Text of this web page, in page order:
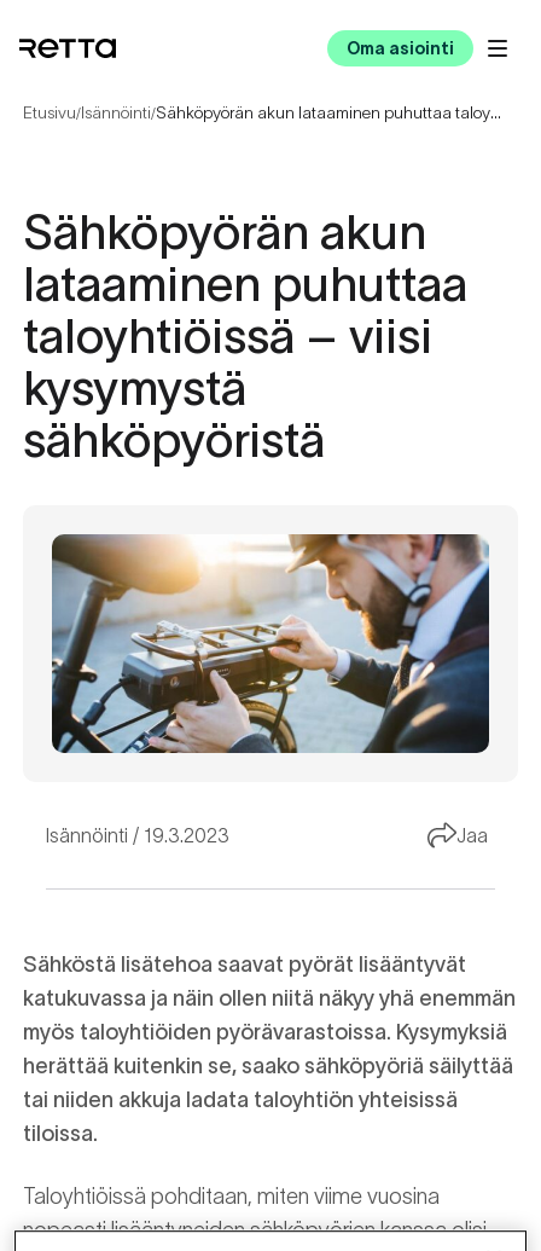
Oma asiointi
Etusivu/Isännöinti/ Sähköpyörän akun lataaminen puhuttaa taloyhtiöissä – viisi kysymystä sähköpyöristä
Sähköpyörän akun
lataaminen puhuttaa
taloyhtiöissä – viisi
kysymystä
sähköpyöristä
Isännöinti 19.3.2023 Jaa
Sähköstä lisätehoa saavat pyörät lisääntyvät
katukuvassa ja näin ollen niitä näkyy yhä enemmän
myös taloyhtiöiden pyörävarastoissa. Kysymyksiä
herättää kuitenkin se, saako sähköpyöriä säilyttää
tai niiden akkuja ladata taloyhtiön yhteisissä
tiloissa.
Taloyhtiöissä pohditaan, miten viime vuosina
nopeasti lisääntyneiden sähköpyörien kanssa olisi